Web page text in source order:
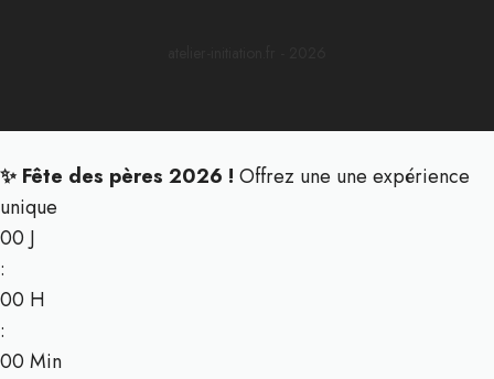
✨ Fête des pères 2026 ! Offrez une une expérience
unique
00 J
:
00 H
:
00 Min